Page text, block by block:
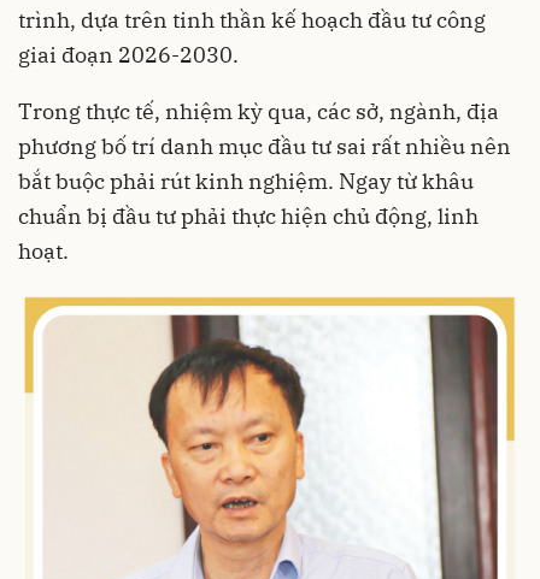
trình, dựa trên tinh thần kế hoạch đầu tư công
giai đoạn 2026-2030.
Trong thực tế, nhiệm kỳ qua, các sở, ngành, địa
phương bố trí danh mục đầu tư sai rất nhiều nên
bắt buộc phải rút kinh nghiệm. Ngay từ khâu
chuẩn bị đầu tư phải thực hiện chủ động, linh
hoạt.